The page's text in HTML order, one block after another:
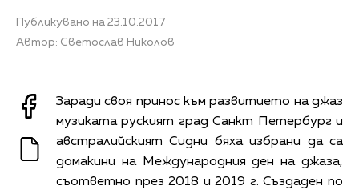
Публикувано на 23.10.2017
Автор: Светослав Николов
Заради своя принос към развитието на джаз
музиката руският град Санкт Петербург и
австралийският Сидни бяха избрани да са
домакини на Международния ден на джаза,
съответно през 2018 и 2019 г. Създаден по